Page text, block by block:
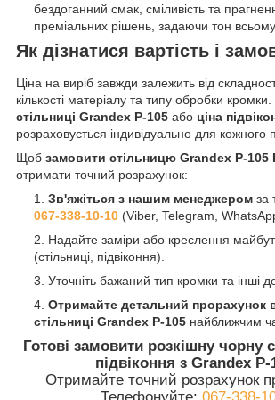
бездоганний смак, сміливість та
преміальних рішень, задаючи тон
Як дізнатися вартість і
Ціна на виріб завжди залежить від
кількості матеріалу та типу обробки
стільниці Grandex P-105 або ціна
розраховується індивідуально для кожного
Щоб замовити стільницю Grandex P-105
отримати точний розрахунок:
Зв'яжіться з нашим менеджером за
067-338-10-10 (Viber, Telegram,
Надайте заміри або креслення
(стільниці, підвіконня).
Уточніть бажаний тип кромки та інші
Отримайте детальний прорахунок
стільниці Grandex P-105 найближчим
Готові замовити розкішну чорну
підвіконня з Grandex P-
Отримайте точний розрахунок
Телефонуйте: 067-338-